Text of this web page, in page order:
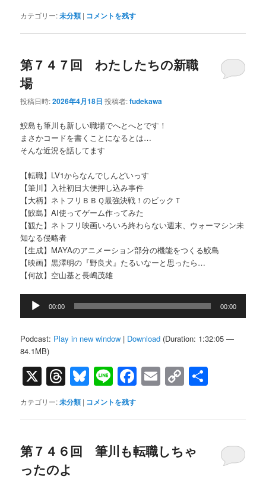
カテゴリー:未分類 | コメントを残す
第７４７回 わたしたちの新職
場
投稿日時:2026年4月18日 投稿者:fudekawa
鮫島も筆川も新しい職場でへとへとです！
まさかコードを書くことになるとは…
そんな近況を話してます
【転職】LV1からなんでしんどいっす
【筆川】入社初日大便押し込み事件
【大柄】ネトフリＢＢＱ最強決戦！のビックＴ
【鮫島】AI使ってゲーム作ってみた
【観た】ネトフリ映画いろいろ終わらない週末、ウォーマシン未
知なる侵略者
【生成】MAYAのアニメーション部分の機能をつくる鮫島
【映画】黒澤明の『野良犬』たるいなーと思ったら…
【何故】空山基と長嶋茂雄
レ
ー
ー
00:00 00:00
Podcast: Play in new window | Download (Duration: 1:32:05 —
84.1MB)
X Threads
Bluesky
LineFacebook
Email
Copy
カテゴリー:未分類 | コメントを残す
第７４６回 筆川も転職しちゃ
ったのよ